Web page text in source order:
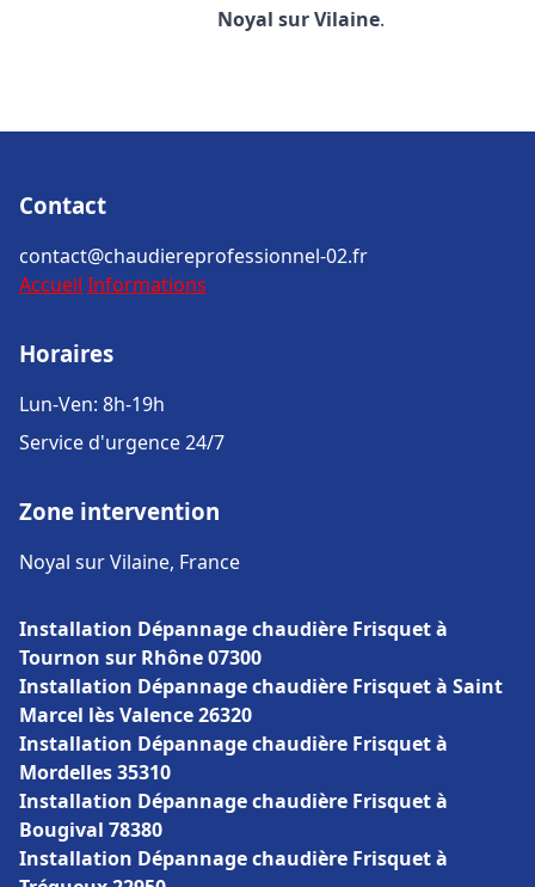
Noyal sur Vilaine.
Contact
contact@chaudiereprofessionnel-02.fr
Accueil Informations
Horaires
Lun-Ven: 8h-19h
Service d'urgence 24/7
Zone intervention
Noyal sur Vilaine, France
Installation Dépannage chaudière Frisquet à
Tournon sur Rhône 07300
Installation Dépannage chaudière Frisquet à Saint
Marcel lès Valence 26320
Installation Dépannage chaudière Frisquet à
Mordelles 35310
Installation Dépannage chaudière Frisquet à
Bougival 78380
Installation Dépannage chaudière Frisquet à